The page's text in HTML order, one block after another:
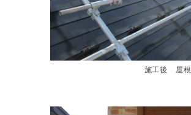
施工後 屋根